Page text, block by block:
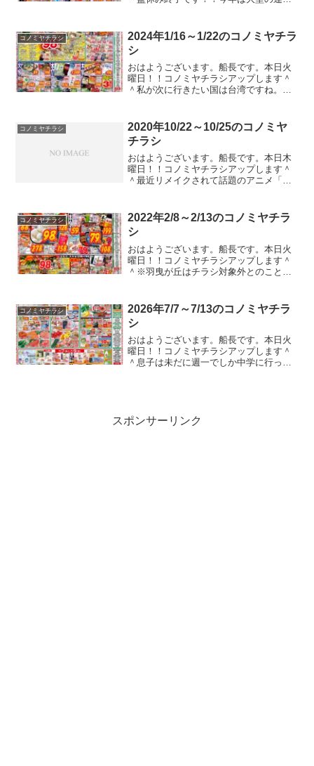
予定がたてられなくて辛いところです
が、まったく休めない人もい...
コノミヤチラシ
2024年1/16～1/22のコノミヤチラ
シ
おはようございます。船長です。本日火
曜日！！コノミヤチラシアップします＾
＾私が次に行きたい国は台湾ですね。な
たのでコノミヤチラシ以外もアップして
いる本編ブログの方でアッ...
コノミヤチラシ
2020年10/22～10/25のコノミヤ
チラシ
おはようございます。船長です。本日木
曜日！！コノミヤチラシアップします＾
＾最近リメイクされて話題のアニメ「ダ
パクリだなんて言って話題になってまし
たね。まぁ、冗談で言って...
コノミヤチラシ
2022年2/8～2/13のコノミヤチラ
シ
おはようございます。船長です。本日火
曜日！！コノミヤチラシアップします＾
＾※羽曳が丘はチラシ対象外とのこと。
側？」「あのへんて下請けの人たちが座
ってるところちゃうん？」...
コノミヤチラシ
2026年7/7～7/13のコノミヤチラ
シ
おはようございます。船長です。本日火
曜日！！コノミヤチラシアップします＾
＾息子は未だに週一でしか中学に行って
スポンサーリンク